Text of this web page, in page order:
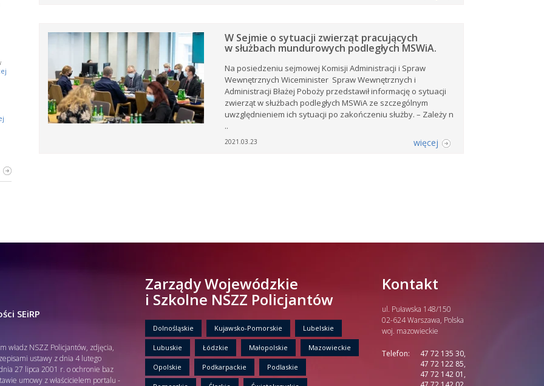
z
W Sejmie o sytuacji zwierząt pracujących
w służbach mundurowych podległych MSWiA.
Na posiedzeniu sejmowej Komisji Administracji i Spraw
Wewnętrznych Wiceminister Spraw Wewnętrznych i
Administracji Błażej Poboży przedstawił informację o sytuacji
zwierząt w służbach podległych MSWiA ze szczególnym
uwzględnieniem ich sytuacji po zakończeniu służby. – Zależy n
..
2021.03.23 więcej
SEiRP
władz NSZZ Policjantów, zdjęcia,
ustawy z dnia 4 lutego
27 lipca 2001 r. o ochronie baz
umowy z właścicielem portalu -
Zarządy Wojewódzkie
i Szkolne NSZZ Policjantów
Dolnośląskie Kujawsko-Pomorskie Lubelskie
Lubuskie Łódzkie Małopolskie Mazowieckie
Opolskie Podkarpackie Podlaskie
Kontakt
ul. Puławska 148/150
02-624 Warszawa, Polska
woj. mazowieckie
Telefon:
47 72 135 30,
47 72 122 85,
47 72 142 01,